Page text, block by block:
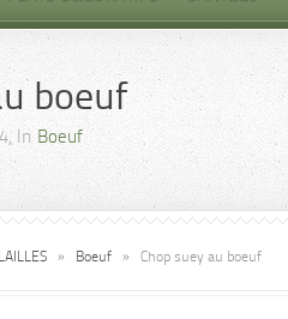
boeuf
In Boeuf
» Boeuf » Chop suey au boeuf